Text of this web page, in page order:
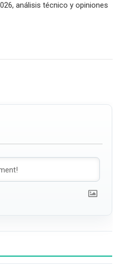
análisis técnico y opiniones